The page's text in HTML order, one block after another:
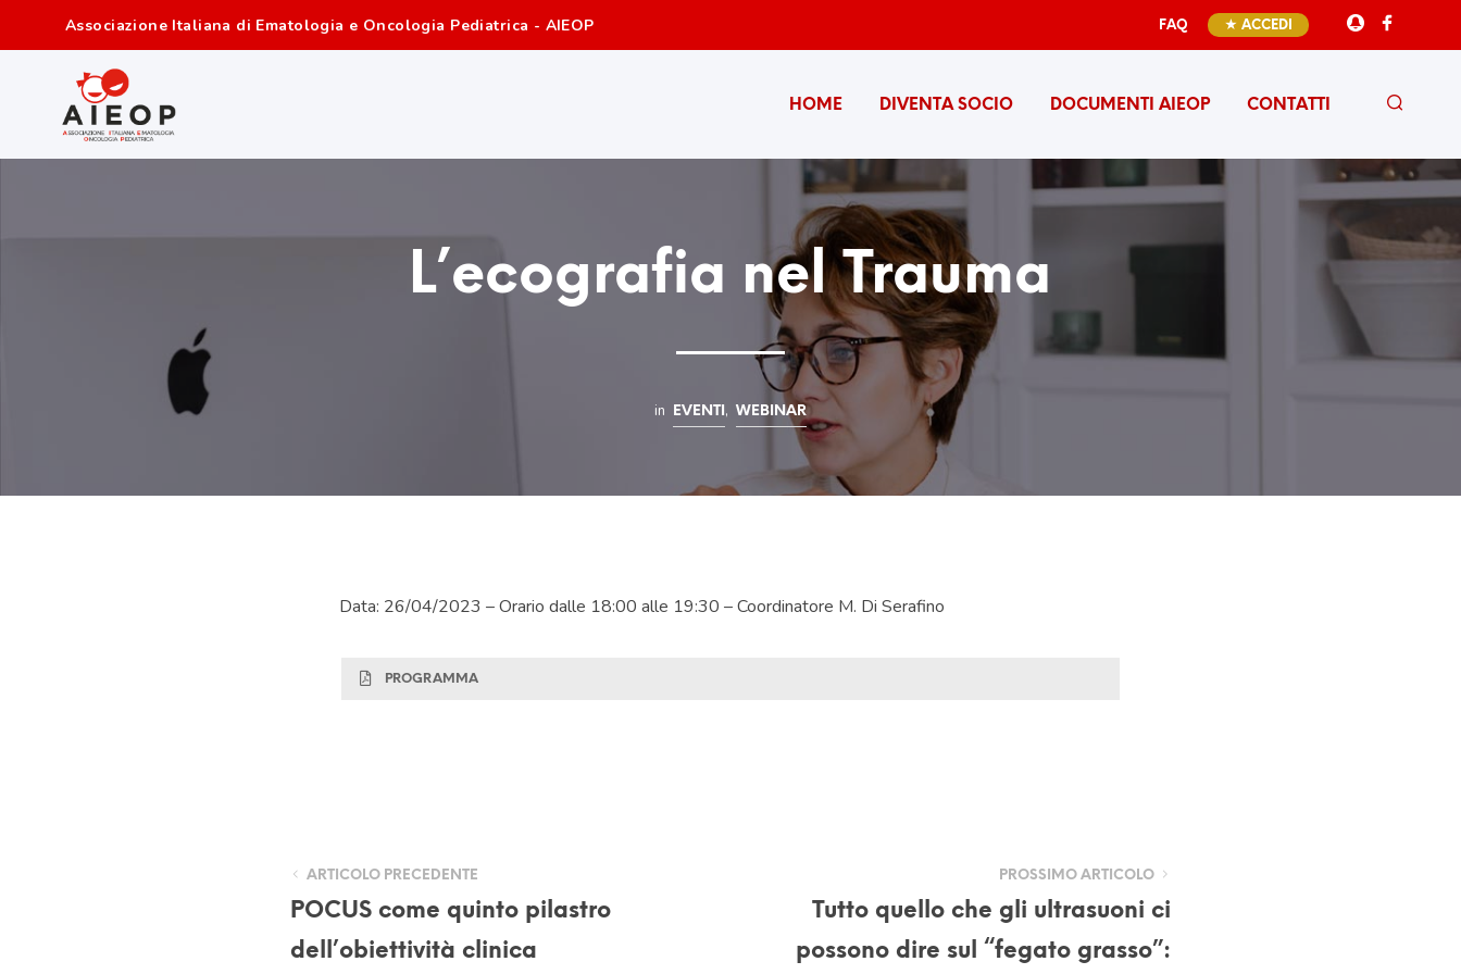
Associazione Italiana di Ematologia e Oncologia Pediatrica - AIEOP FAQ ★ ACCEDI
HOME DIVENTA SOCIO DOCUMENTI AIEOP CONTATTI
L’ecografia nel Trauma
in EVENTI , WEBINAR
Data: 26/04/2023 – Orario dalle 18:00 alle 19:30 – Coordinatore M. Di Serafino
PROGRAMMA
ARTICOLO PRECEDENTE
POCUS come quinto pilastro
dell’obiettività clinica
PROSSIMO ARTICOLO
Tutto quello che gli ultrasuoni ci
possono dire sul “fegato grasso”: